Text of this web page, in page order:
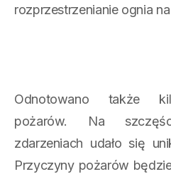
rozprzestrzenianie ognia
Odnotowano także
pożarów. Na
zdarzeniach udało się
Przyczyny pożarów